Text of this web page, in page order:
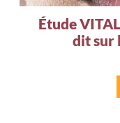
Étude
dit sur